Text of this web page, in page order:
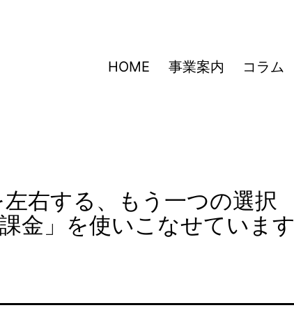
HOME 事業案内 コラム
右する、もう一つの選択
金」を使いこなせています